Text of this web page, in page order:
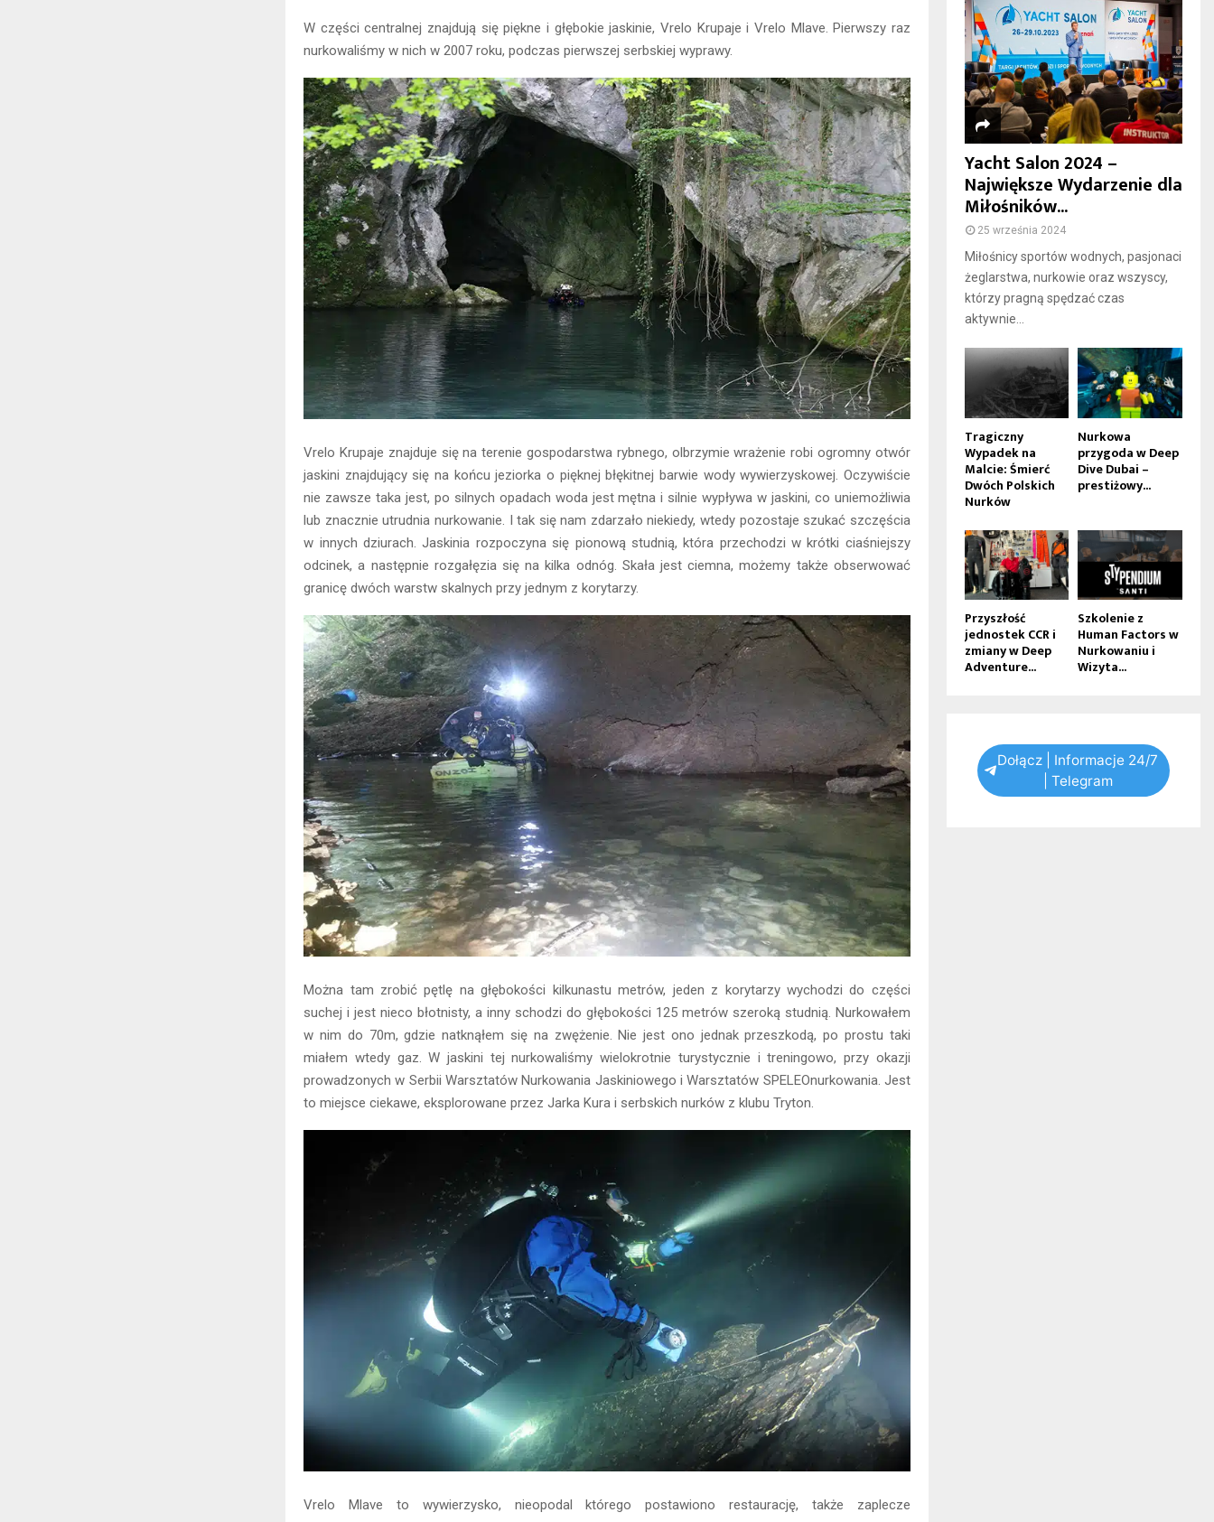
W części centralnej znajdują się piękne i głębokie jaskinie, Vrelo Krupaje i Vrelo Mlave. Pierwszy raz
nurkowaliśmy w nich w 2007 roku, podczas pierwszej serbskiej wyprawy.
Vrelo Krupaje znajduje się na terenie gospodarstwa rybnego, olbrzymie wrażenie robi ogromny otwór
jaskini znajdujący się na końcu jeziorka o pięknej błękitnej barwie wody wywierzyskowej. Oczywiście
nie zawsze taka jest, po silnych opadach woda jest mętna i silnie wypływa w jaskini, co uniemożliwia
lub znacznie utrudnia nurkowanie. I tak się nam zdarzało niekiedy, wtedy pozostaje szukać szczęścia
w innych dziurach. Jaskinia rozpoczyna się pionową studnią, która przechodzi w krótki ciaśniejszy
odcinek, a następnie rozgałęzia się na kilka odnóg. Skała jest ciemna, możemy także obserwować
granicę dwóch warstw skalnych przy jednym z korytarzy.
Można tam zrobić pętlę na głębokości kilkunastu metrów, jeden z korytarzy wychodzi do części
suchej i jest nieco błotnisty, a inny schodzi do głębokości 125 metrów szeroką studnią. Nurkowałem
w nim do 70m, gdzie natknąłem się na zwężenie. Nie jest ono jednak przeszkodą, po prostu taki
miałem wtedy gaz. W jaskini tej nurkowaliśmy wielokrotnie turystycznie i treningowo, przy okazji
prowadzonych w Serbii Warsztatów Nurkowania Jaskiniowego i Warsztatów SPELEOnurkowania. Jest
to miejsce ciekawe, eksplorowane przez Jarka Kura i serbskich nurków z klubu Tryton.
Vrelo Mlave to wywierzysko, nieopodal którego postawiono restaurację, także zaplecze
Yacht Salon 2024 –
Największe Wydarzenie dla
Miłośników...
25 września 2024
Miłośnicy sportów wodnych, pasjonaci
żeglarstwa, nurkowie oraz wszyscy,
którzy pragną spędzać czas
aktywnie...
Tragiczny
Wypadek na
Malcie: Śmierć
Dwóch Polskich
Nurków
Nurkowa
przygoda w Deep
Dive Dubai –
prestiżowy...
Przyszłość
jednostek CCR i
zmiany w Deep
Adventure...
Szkolenie z
Human Factors w
Nurkowaniu i
Wizyta...
Dołącz | Informacje 24/7
| Telegram